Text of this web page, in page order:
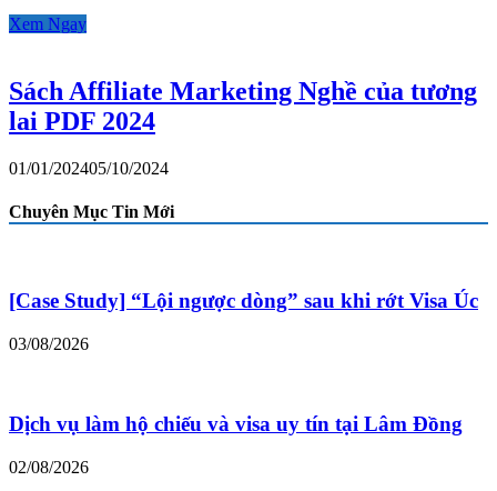
Xem Ngay
Sách Affiliate Marketing Nghề của tương
lai PDF 2024
01/01/202405/10/2024
Chuyên Mục Tin Mới
[Case Study] “Lội ngược dòng” sau khi rớt Visa Úc
03/08/2026
Dịch vụ làm hộ chiếu và visa uy tín tại Lâm Đồng
02/08/2026